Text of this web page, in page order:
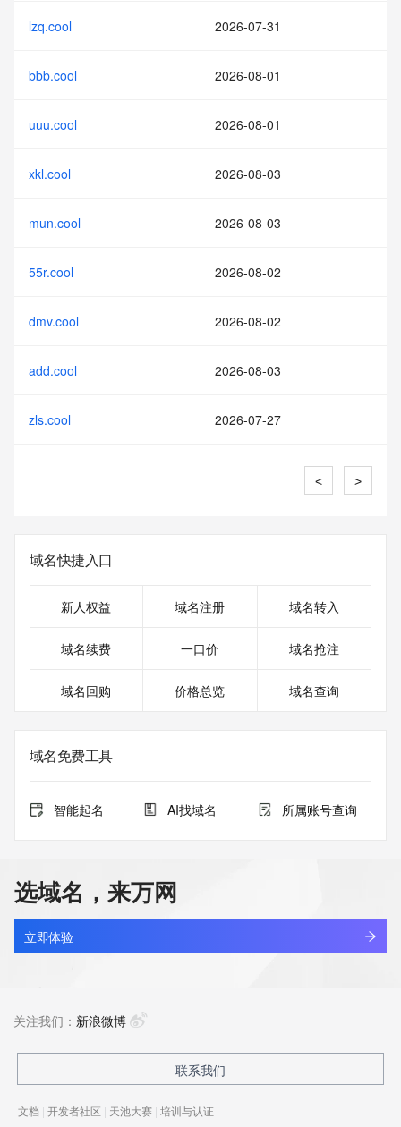
lzq.cool 2026-07-31
bbb.cool 2026-08-01
uuu.cool 2026-08-01
xkl.cool 2026-08-03
mun.cool 2026-08-03
55r.cool 2026-08-02
dmv.cool 2026-08-02
add.cool 2026-08-03
zls.cool 2026-07-27
< >
域名快捷入口
新人权益 域名注册 域名转入
域名续费 一口价 域名抢注
域名回购 价格总览 域名查询
域名免费工具
智能起名 AI找域名 所属账号查询
选域名，来万网
立即体验
关注我们： 新浪微博
联系我们
文档 | 开发者社区 | 天池大赛 | 培训与认证